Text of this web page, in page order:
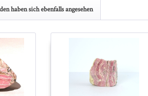
haben sich ebenfalls angesehen